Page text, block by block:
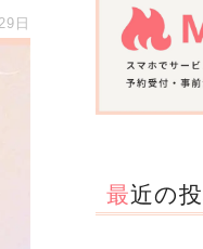
日
最近の